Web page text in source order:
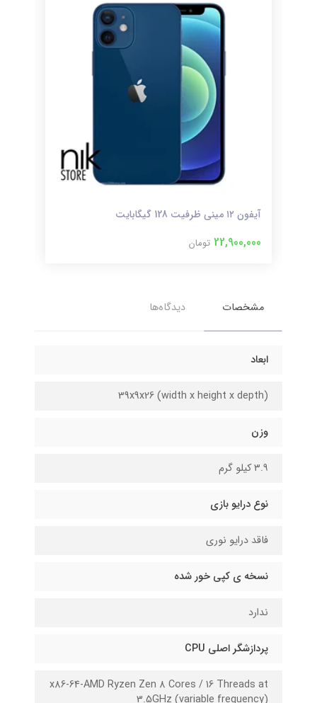
آیفون ۱۲ مینی ظرفیت 128 گیگابایت
22,900,000 تومان
مشخصات دیدگاه‌ها
ابعاد
39x9x26 (width x height x depth)
وزن
۳.۹ کیلو گرم
نوع درایو بازی
فاقد درایو نوری
نسخه ی کپی خور شده
ندارد
پردازشگر اصلی CPU
x86-64-AMD Ryzen Zen 8 Cores / 16 Threads at